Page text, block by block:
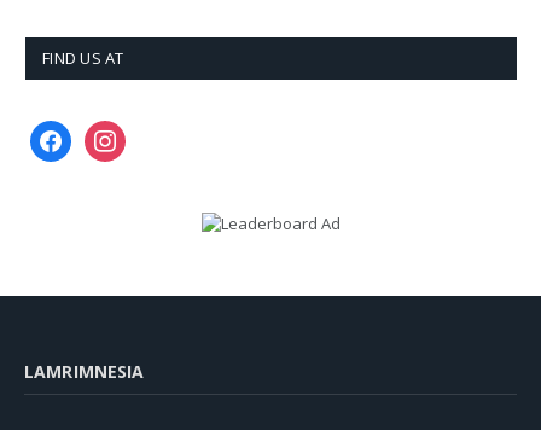
FIND US AT
facebookinstagram
LAMRIMNESIA